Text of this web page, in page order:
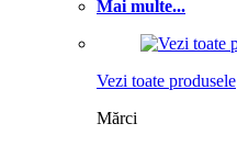
Mai multe...
Vezi toate produsele
Mărci